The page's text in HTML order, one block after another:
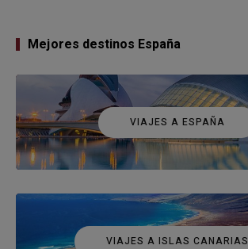
Mejores destinos España
VIAJES A ESPAÑA
VIAJES A ISLAS CANARIAS